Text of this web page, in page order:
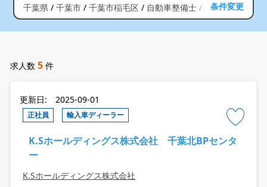
千葉県 千葉市 千葉市稲毛区 自動車整備士 外国人活躍中
条件変更
求人数5 件
更新日: 2025-09-01
正社員 輸入車ディーラー
K.Sホールディングス株式会社 千葉北BPセンタ
ー
K.Sホールディングス株式会社